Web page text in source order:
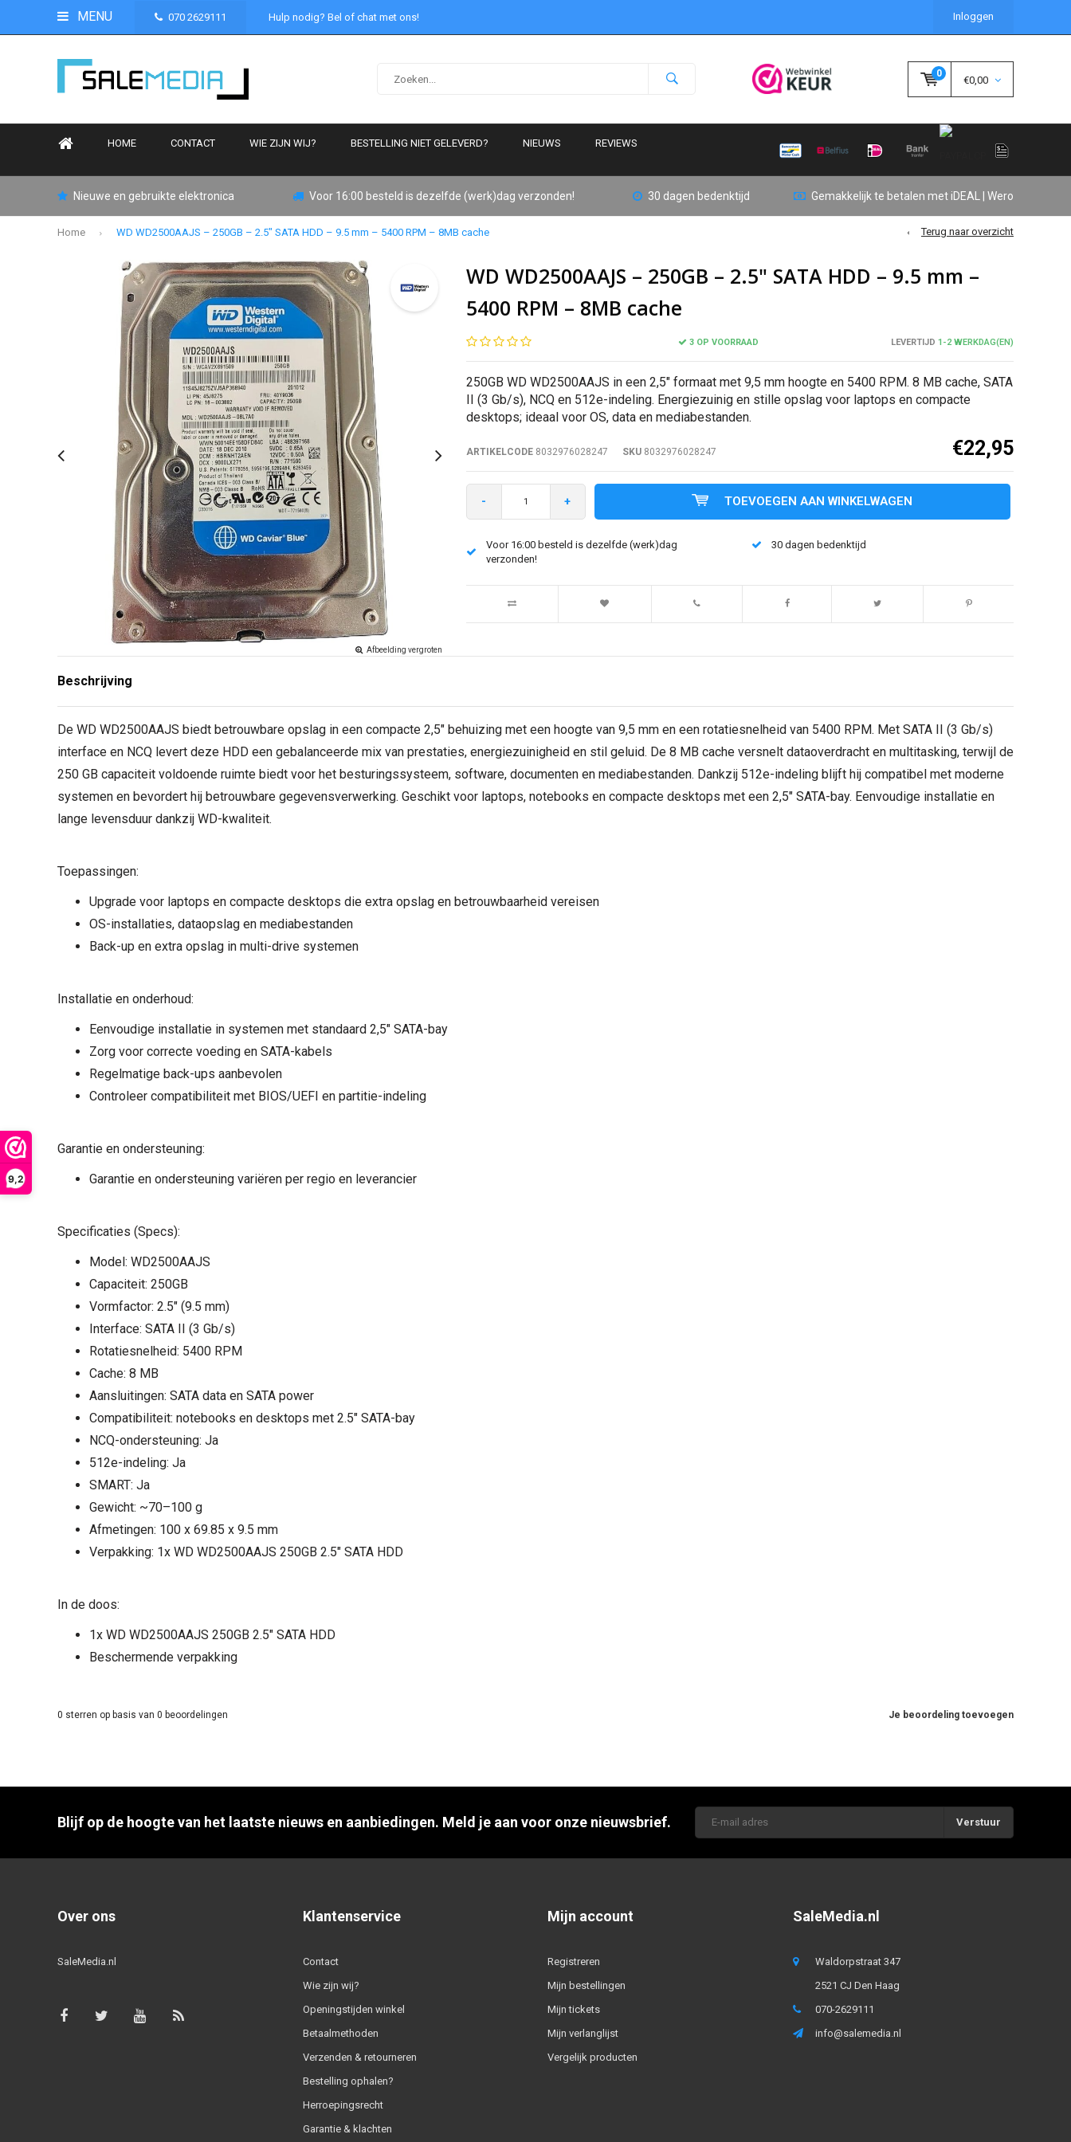
9,2
MENU 070 2629111 Hulp nodig? Bel of chat met ons! Inloggen
0
€0,00
HOME CONTACT WIE ZIJN WIJ? BESTELLING NIET GELEVERD? NIEUWS REVIEWS
Nieuwe en gebruikte elektronica Voor 16:00 besteld is dezelfde (werk)dag verzonden! 30 dagen bedenktijd Gemakkelijk te betalen met iDEAL | Wero
Home WD WD2500AAJS – 250GB – 2.5" SATA HDD – 9.5 mm – 5400 RPM – 8MB cache Terug naar overzicht
Afbeelding vergroten
WD WD2500AAJS – 250GB – 2.5" SATA HDD – 9.5 mm –
5400 RPM – 8MB cache
3 OP VOORRAAD LEVERTIJD 1-2 WERKDAG(EN)
250GB WD WD2500AAJS in een 2,5" formaat met 9,5 mm hoogte en 5400 RPM. 8 MB cache, SATA
II (3 Gb/s), NCQ en 512e-indeling. Energiezuinig en stille opslag voor laptops en compacte
desktops; ideaal voor OS, data en mediabestanden.
ARTIKELCODE8032976028247 SKU8032976028247 €22,95
- + TOEVOEGEN AAN WINKELWAGEN
Voor 16:00 besteld is dezelfde (werk)dag
verzonden!
30 dagen bedenktijd
Beschrijving
De WD WD2500AAJS biedt betrouwbare opslag in een compacte 2,5" behuizing met een hoogte van 9,5 mm en een rotatiesnelheid van 5400 RPM. Met SATA II (3 Gb/s)
interface en NCQ levert deze HDD een gebalanceerde mix van prestaties, energiezuinigheid en stil geluid. De 8 MB cache versnelt dataoverdracht en multitasking, terwijl de
250 GB capaciteit voldoende ruimte biedt voor het besturingssysteem, software, documenten en mediabestanden. Dankzij 512e-indeling blijft hij compatibel met moderne
systemen en bevordert hij betrouwbare gegevensverwerking. Geschikt voor laptops, notebooks en compacte desktops met een 2,5" SATA-bay. Eenvoudige installatie en
lange levensduur dankzij WD-kwaliteit.
Toepassingen:
Upgrade voor laptops en compacte desktops die extra opslag en betrouwbaarheid vereisen
OS-installaties, dataopslag en mediabestanden
Back-up en extra opslag in multi-drive systemen
Installatie en onderhoud:
Eenvoudige installatie in systemen met standaard 2,5" SATA-bay
Zorg voor correcte voeding en SATA-kabels
Regelmatige back-ups aanbevolen
Controleer compatibiliteit met BIOS/UEFI en partitie-indeling
Garantie en ondersteuning:
Garantie en ondersteuning variëren per regio en leverancier
Specificaties (Specs):
Model: WD2500AAJS
Capaciteit: 250GB
Vormfactor: 2.5" (9.5 mm)
Interface: SATA II (3 Gb/s)
Rotatiesnelheid: 5400 RPM
Cache: 8 MB
Aansluitingen: SATA data en SATA power
Compatibiliteit: notebooks en desktops met 2.5" SATA-bay
NCQ-ondersteuning: Ja
512e-indeling: Ja
SMART: Ja
Gewicht: ~70–100 g
Afmetingen: 100 x 69.85 x 9.5 mm
Verpakking: 1x WD WD2500AAJS 250GB 2.5" SATA HDD
In de doos:
1x WD WD2500AAJS 250GB 2.5" SATA HDD
Beschermende verpakking
Je beoordeling toevoegen
0 sterren op basis van 0 beoordelingen
Blijf op de hoogte van het laatste nieuws en aanbiedingen. Meld je aan voor onze nieuwsbrief. Verstuur
Over ons
SaleMedia.nl
Klantenservice
Contact
Wie zijn wij?
Openingstijden winkel
Betaalmethoden
Verzenden & retourneren
Bestelling ophalen?
Herroepingsrecht
Garantie & klachten
Mijn account
Registreren
Mijn bestellingen
Mijn tickets
Mijn verlanglijst
Vergelijk producten
SaleMedia.nl
Waldorpstraat 347
2521 CJ Den Haag
070-2629111
info@salemedia.nl